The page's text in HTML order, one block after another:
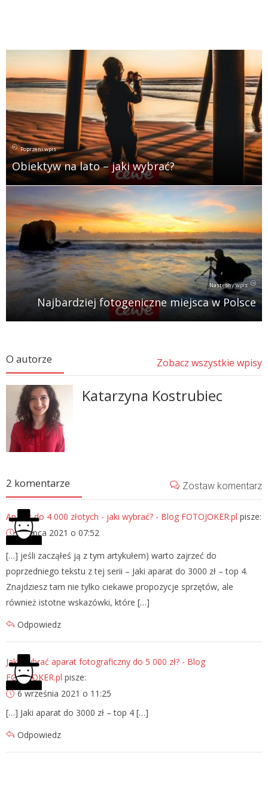
Poprzeni wpis
Obiektyw na lato – jaki wybrać?
Następny wpis
Najbardziej fotogeniczne miejsca w Polsce
O autorze Zobacz wszystkie wpisy
Katarzyna Kostrubiec
2 komentarze Zostaw komentarz
Aparat do 4 000 złotych - jaki wybrać? - Blog FOTOJOKER.pl pisze:
23 lipca 2021 o 07:52
[…] jeśli zacząłeś ją z tym artykułem) warto zajrzeć do
poprzedniego tekstu z tej serii – Jaki aparat do 3000 zł – top 4.
Znajdziesz tam nie tylko ciekawe propozycje sprzętów, ale
również istotne wskazówki, które […]
Odpowiedz
Jaki wybrać aparat fotograficzny do 5 000 zł? - Blog
FOTOJOKER.pl pisze:
6 września 2021 o 11:25
[…] Jaki aparat do 3000 zł – top 4 […]
Odpowiedz